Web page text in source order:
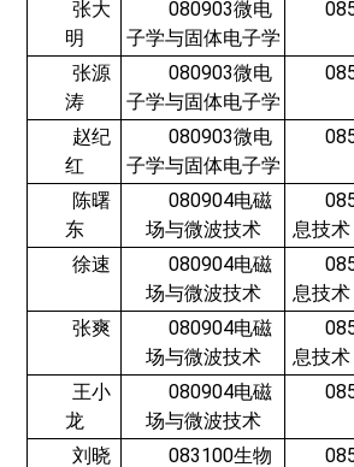
张大
明
080903微电
子学与固体电子学
张源
涛
080903微电
子学与固体电子学
赵纪
红
080903微电
子学与固体电子学
陈曙
东
080904电磁
场与微波技术
息技术
徐速
080904电磁
场与微波技术
息技术
张爽
080904电磁
场与微波技术
息技术
王小
龙
080904电磁
场与微波技术
刘晓
083100生物